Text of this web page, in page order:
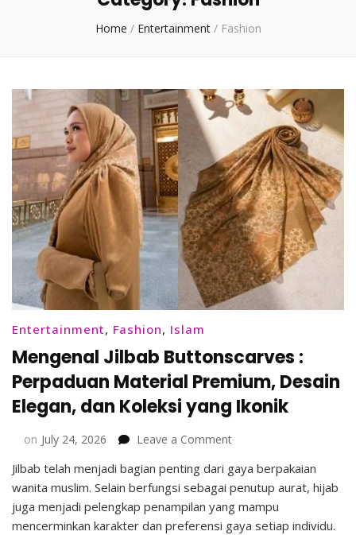
Home / Entertainment / Fashion
Entertainment, Fashion, Islam
Mengenal Jilbab Buttonscarves :
Perpaduan Material Premium, Desain
Elegan, dan Koleksi yang Ikonik
on July 24, 2026 Leave a Commenton
Jilbab
Buttonscarves
:
Perpaduan
Jilbab telah menjadi bagian penting dari gaya berpakaian
wanita muslim. Selain berfungsi sebagai penutup aurat, hijab
juga menjadi pelengkap penampilan yang mampu
mencerminkan karakter dan preferensi gaya setiap individu.